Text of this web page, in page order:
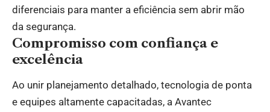
diferenciais para manter a eficiência sem abrir mão
da segurança.
Compromisso com confiança e
excelência
Ao unir planejamento detalhado, tecnologia de ponta
e equipes altamente capacitadas, a Avantec